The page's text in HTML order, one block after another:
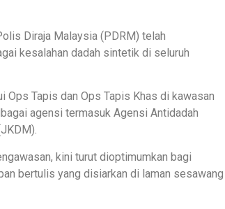
Diraja Malaysia (PDRM) telah
kesalahan dadah sintetik di seluruh
Ops Tapis dan Ops Tapis Khas di kawasan
agensi termasuk Agensi Antidadah
kini turut dioptimumkan bagi
bertulis yang disiarkan di laman sesawang